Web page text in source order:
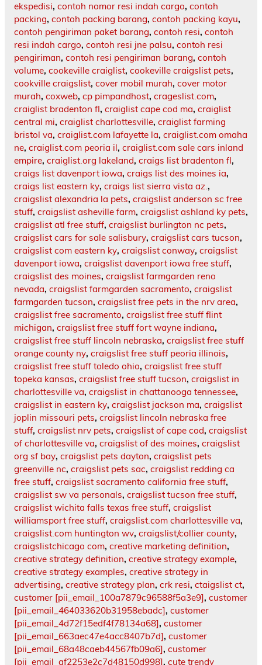
ekspedisi, contoh nomor resi indah cargo, contoh
packing, contoh packing barang, contoh packing kayu,
contoh pengiriman paket barang, contoh resi, contoh
resi indah cargo, contoh resi jne palsu, contoh resi
pengiriman, contoh resi pengiriman barang, contoh
volume, cookeville craiglist, cookeville craigslist pets,
cookville craigslist, cover mobil murah, cover motor
murah, coxweb, cp pimpandhost, crageslist.com,
craiglist bradenton fl, craiglist cape cod ma, craiglist
central mi, craiglist charlottesville, craiglist farming
bristol va, craiglist.com lafayette la, craiglist.com omaha
ne, craiglist.com peoria il, craiglist.com sale cars inland
empire, craiglist.org lakeland, craigs list bradenton fl,
craigs list davenport iowa, craigs list des moines ia,
craigs list eastern ky, craigs list sierra vista az.,
craigslist alexandria la pets, craigslist anderson sc free
stuff, craigslist asheville farm, craigslist ashland ky pets,
craigslist atl free stuff, craigslist burlington nc pets,
craigslist cars for sale salisbury, craigslist cars tucson,
craigslist com eastern ky, craigslist conway, craigslist
davenport iowa, craigslist davenport iowa free stuff,
craigslist des moines, craigslist farmgarden reno
nevada, craigslist farmgarden sacramento, craigslist
farmgarden tucson, craigslist free pets in the nrv area,
craigslist free sacramento, craigslist free stuff flint
michigan, craigslist free stuff fort wayne indiana,
craigslist free stuff lincoln nebraska, craigslist free stuff
orange county ny, craigslist free stuff peoria illinois,
craigslist free stuff toledo ohio, craigslist free stuff
topeka kansas, craigslist free stuff tucson, craigslist in
charlottesville va, craigslist in chattanooga tennessee,
craigslist in eastern ky, craigslist jackson ma, craigslist
joplin missouri pets, craigslist lincoln nebraska free
stuff, craigslist nrv pets, craigslist of cape cod, craigslist
of charlottesville va, craigslist of des moines, craigslist
org sf bay, craigslist pets dayton, craigslist pets
greenville nc, craigslist pets sac, craigslist redding ca
free stuff, craigslist sacramento california free stuff,
craigslist sw va personals, craigslist tucson free stuff,
craigslist wichita falls texas free stuff, craigslist
williamsport free stuff, craigslist.com charlottesville va,
craigslist.com huntington wv, craigslist/collier county,
craigslistchicago com, creative marketing definition,
creative strategy definition, creative strategy example,
creative strategy examples, creative strategy in
advertising, creative strategy plan, crk resi, ctaigslist ct,
customer [pii_email_100a7879c96588f5a3e9], customer
[pii_email_464033620b31958ebadc], customer
[pii_email_4d72f15edf4f78134a68], customer
[pii_email_663aec47e4acc8407b7d], customer
[pii_email_68a48caeb44567fb09a6], customer
[pii_email_af2253e2c7d48150d998], cute trendy